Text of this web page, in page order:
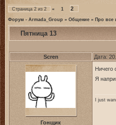
Страница 2 из 2 « 1 2
Форум - Armada_Group » Общение » Про все
Пятница 13
Scren Дата:
Гонщик
Ничего
Я
I just